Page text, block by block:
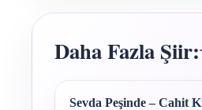
Daha Fazla Şiir:
Sevda Peşinde – Cahit